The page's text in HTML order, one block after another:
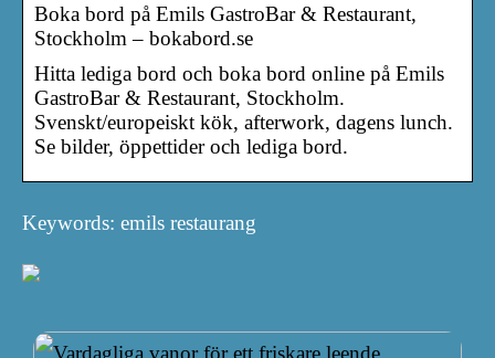
Boka bord på Emils GastroBar & Restaurant,
Stockholm – bokabord.se
Hitta lediga bord och boka bord online på Emils
GastroBar & Restaurant, Stockholm.
Svenskt/europeiskt kök, afterwork, dagens lunch.
Se bilder, öppettider och lediga bord.
Keywords: emils restaurang